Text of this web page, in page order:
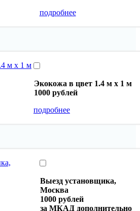
подробнее
Экокожа в цвет 1.4 м х 1 м
1000 рублей
подробнее
Выезд установщика,
Москва
1000 рублей
за МКАД дополнительно